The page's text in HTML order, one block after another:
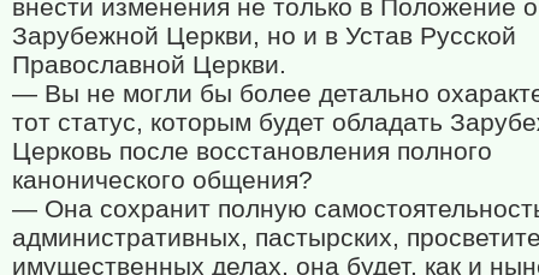
внести изменения не только в Положение
Зарубежной Церкви, но и в Устав Русской
Православной Церкви.
— Вы не могли бы более детально
тот статус, которым будет обладать
Церковь после восстановления полного
канонического общения?
— Она сохранит полную
административных, пастырских,
имущественных делах, она будет, как и